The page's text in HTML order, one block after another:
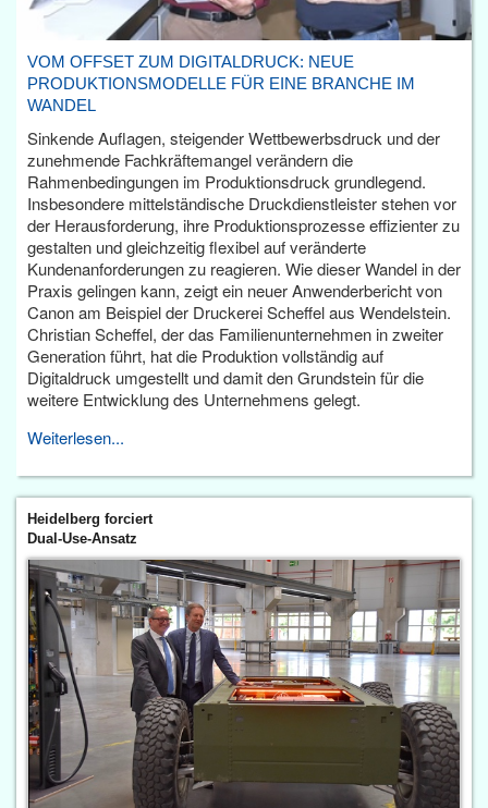
VOM OFFSET ZUM DIGITALDRUCK: NEUE
PRODUKTIONSMODELLE FÜR EINE BRANCHE IM
WANDEL
Sinkende Auflagen, steigender Wettbewerbsdruck und der
zunehmende Fachkräftemangel verändern die
Rahmenbedingungen im Produktionsdruck grundlegend.
Insbesondere mittelständische Druckdienstleister stehen vor
der Herausforderung, ihre Produktionsprozesse effizienter zu
gestalten und gleichzeitig flexibel auf veränderte
Kundenanforderungen zu reagieren. Wie dieser Wandel in der
Praxis gelingen kann, zeigt ein neuer Anwenderbericht von
Canon am Beispiel der Druckerei Scheffel aus Wendelstein.
Christian Scheffel, der das Familienunternehmen in zweiter
Generation führt, hat die Produktion vollständig auf
Digitaldruck umgestellt und damit den Grundstein für die
weitere Entwicklung des Unternehmens gelegt.
Weiterlesen...
Heidelberg forciert
Dual-Use-Ansatz